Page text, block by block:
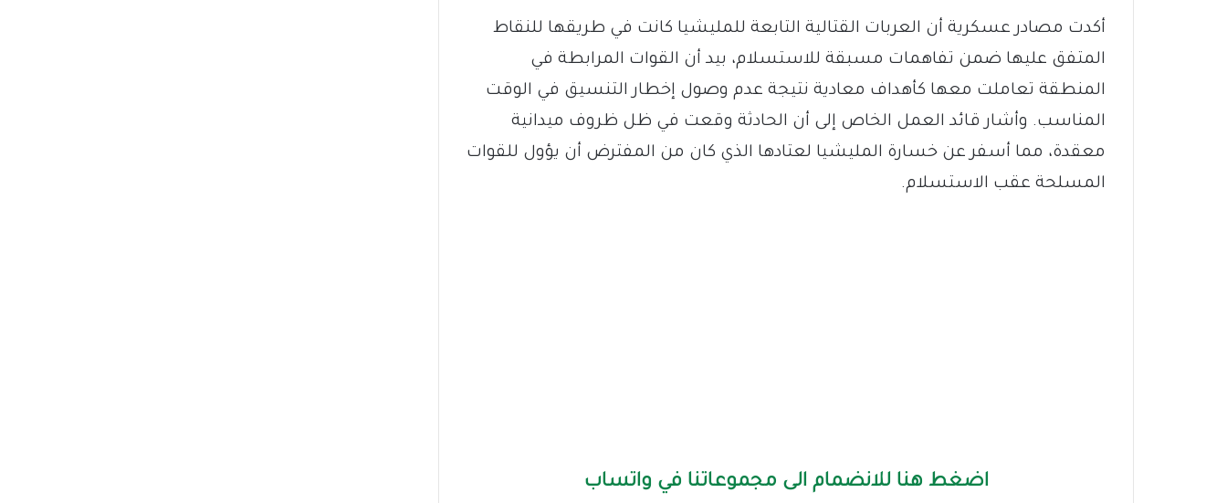
أكدت مصادر عسكرية أن العربات القتالية التابعة للمليشيا كانت في طريقها للنقاط
المتفق عليها ضمن تفاهمات مسبقة للاستسلام، بيد أن القوات المرابطة في
المنطقة تعاملت معها كأهداف معادية نتيجة عدم وصول إخطار التنسيق في الوقت
المناسب. وأشار قائد العمل الخاص إلى أن الحادثة وقعت في ظل ظروف ميدانية
معقدة، مما أسفر عن خسارة المليشيا لعتادها الذي كان من المفترض أن يؤول للقوات
المسلحة عقب الاستسلام.
اضغط هنا للانضمام الى مجموعاتنا في واتساب